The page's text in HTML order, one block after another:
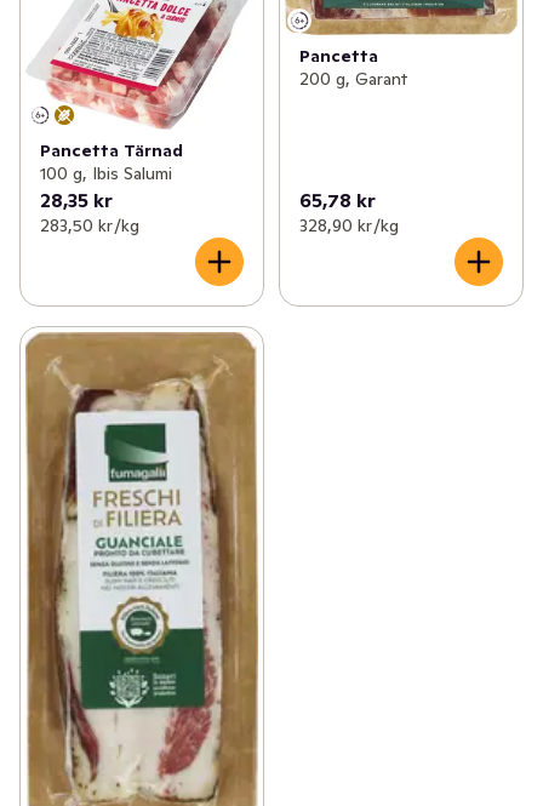
Kyckling & fågel (110)
Korv (154)
✓ Bullar, biffar & nuggets
✓ Bacon & fläsk
✓ Delikatesschark
Blodpudding & sylta (7)
Stekfläsk (3)
✓ Pancetta (3)
Pancetta Tärnad
100 g, Ibis Salumi
28,35 kr
283,50 kr /kg
Pancetta
200 g, Garant
65,78 kr
328,90 kr /kg